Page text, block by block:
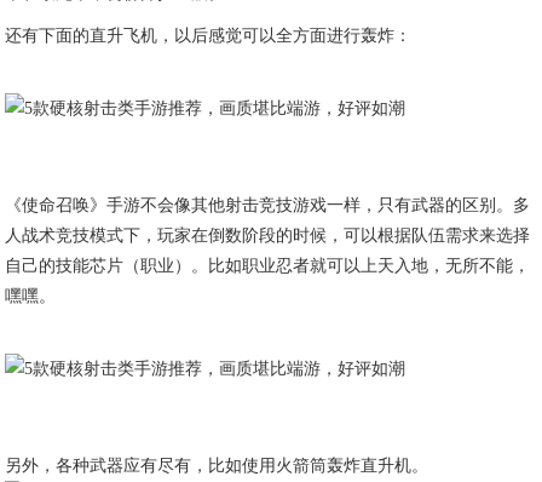
还有下面的直升飞机，以后感觉可以全方面进行轰炸：
《使命召唤》手游不会像其他射击竞技游戏一样，只有武器的区别。多
人战术竞技模式下，玩家在倒数阶段的时候，可以根据队伍需求来选择
自己的技能芯片（职业）。比如职业忍者就可以上天入地，无所不能，
嘿嘿。
另外，各种武器应有尽有，比如使用火箭筒轰炸直升机。